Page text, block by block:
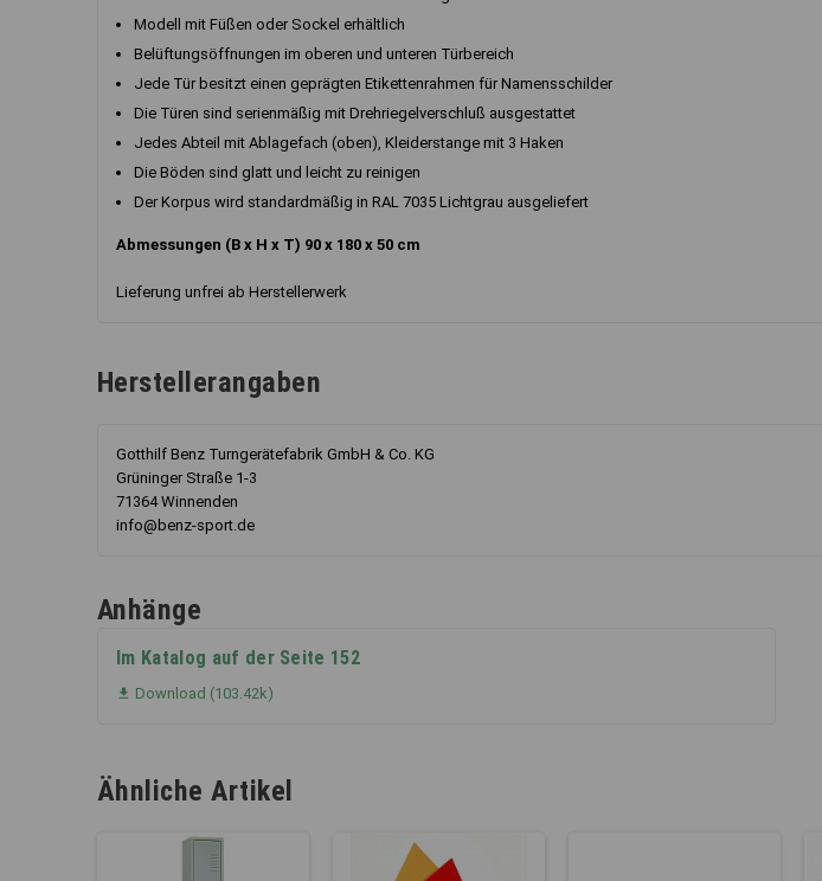
Modell mit Füßen oder Sockel erhältlich
Belüftungsöffnungen im oberen und unteren Türbereich
Jede Tür besitzt einen geprägten Etikettenrahmen für Namensschilder
Die Türen sind serienmäßig mit Drehriegelverschluß ausgestattet
Jedes Abteil mit Ablagefach (oben), Kleiderstange mit 3 Haken
Die Böden sind glatt und leicht zu reinigen
Der Korpus wird standardmäßig in RAL 7035 Lichtgrau ausgeliefert
Abmessungen (B x H x T) 90 x 180 x 50 cm
Lieferung unfrei ab Herstellerwerk
Herstellerangaben
Gotthilf Benz Turngerätefabrik GmbH & Co. KG
Grüninger Straße 1-3
71364 Winnenden
info@benz-sport.de
Anhänge
Im Katalog auf der Seite 152
 Download (103.42k)
Ähnliche Artikel